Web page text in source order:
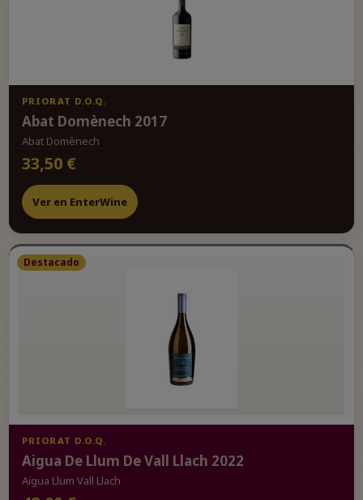
PRIORAT D.O.Q.
Abat Domènech 2017
Abat Domènech
33,50 €
Ver en EnterWine
Destacado
PRIORAT D.O.Q.
Aigua De Llum De Vall Llach 2022
Aigua Llum Vall Llach